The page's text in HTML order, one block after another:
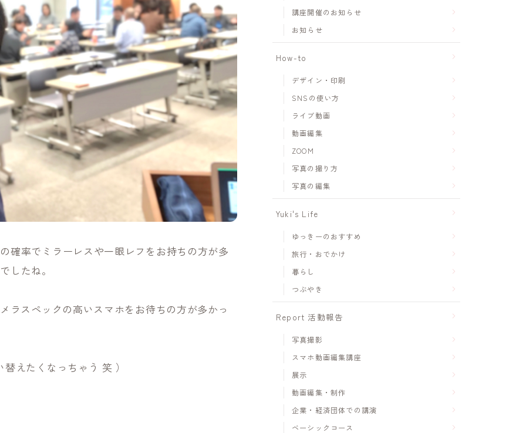
確率でミラーレスや一眼レフをお持ちの方が多
したね。
ラスペックの高いスマホをお待ちの方が多かっ
えたくなっちゃう 笑 ）
講座開催のお知らせ
お知らせ
How-to
デザイン・印刷
SNSの使い方
ライブ動画
動画編集
ZOOM
写真の撮り方
写真の編集
Yuki's Life
ゆっきーのおすすめ
旅行・おでかけ
暮らし
つぶやき
Report 活動報告
写真撮影
スマホ動画編集講座
展示
動画編集・制作
企業・経済団体での講演
ベーシックコース